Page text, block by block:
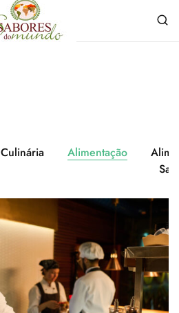
Culinária Alimentação